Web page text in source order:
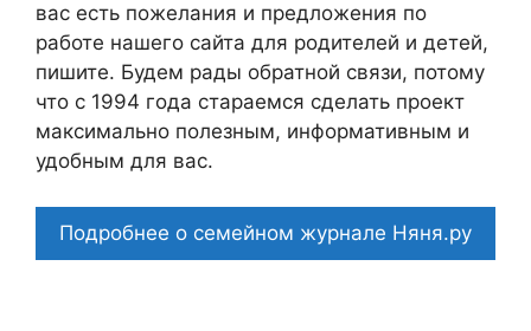
вас есть пожелания и предложения по
работе нашего сайта для родителей и детей,
пишите. Будем рады обратной связи, потому
что c 1994 года стараемся сделать проект
максимально полезным, информативным и
удобным для вас.
Подробнее о семейном журнале Няня.ру